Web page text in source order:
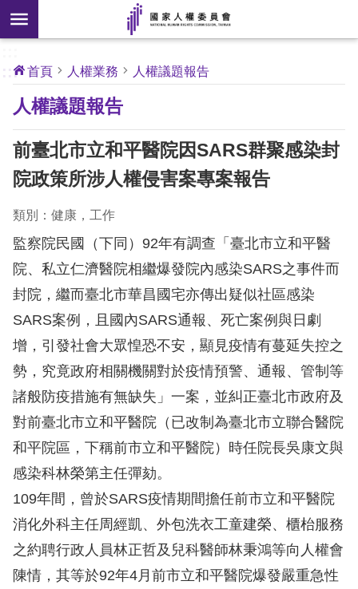
前往主要內容區塊
搜
尋
開
新
]
核
心
人
權
公
約
關
於
本
會
最
新
消
人
權
業
務
心
人
權
:::
首頁 人權業務 人權議題報告
人權議題報告
前臺北市立和平醫院因SARS群聚感染封
院政策所涉人權侵害案專案報告
類別：健康，工作
監察院民國（下同）92年有調查「臺北市立和平醫
院、私立仁濟醫院相繼爆發院內感染SARS之事件而
封院，繼而臺北市華昌國宅亦傳出疑似社區感染
SARS案例，且國內SARS通報、死亡案例與日劇
增，引發社會大眾惶恐不安，顯見疫情有蔓延失控之
勢，究竟政府相關機關對於疫情預警、通報、管制等
諸般防疫措施有無缺失」一案，並糾正臺北市政府及
對前臺北市立和平醫院（已改制為臺北市立聯合醫院
和平院區，下稱前市立和平醫院）時任院長吳康文與
感染科林榮第主任彈劾。
109年間，曾於SARS疫情期間擔任前市立和平醫院
消化外科主任周經凱、外包洗衣工童建榮、櫃枱服務
之約聘行政人員林正哲及兒科醫師林秉鴻等向人權會
陳情，其等於92年4月前市立和平醫院爆發嚴重急性